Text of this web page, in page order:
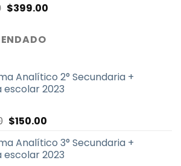
El
original
era:
$399.00El
Analítico 2° Secundaria +
escolar 2023
El
original
era:
$150.00El
actual
es:
Analítico 3° Secundaria +
escolar 2023